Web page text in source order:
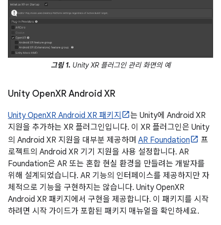
그림 1. Unity XR 플러그인 관리 화면의 예
Unity OpenXR Android XR
Unity OpenXR Android XR 패키지
는 Unity에 Android XR
지원을 추가하는 XR 플러그인입니다. 이 XR 플러그인은 Unity
의 Android XR 지원을 대부분 제공하며 AR Foundation
프
로젝트의 Android XR 기기 지원을 사용 설정합니다. AR
Foundation은 AR 또는 혼합 현실 환경을 만들려는 개발자를
위해 설계되었습니다. AR 기능의 인터페이스를 제공하지만 자
체적으로 기능을 구현하지는 않습니다. Unity OpenXR
Android XR 패키지에서 구현을 제공합니다. 이 패키지를 시작
하려면 시작 가이드가 포함된 패키지 매뉴얼을 확인하세요.